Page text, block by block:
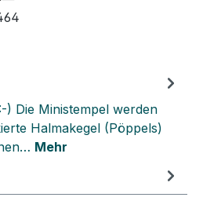
) Die Ministempel werden
Halmakegel (Pöppels)
Mehr